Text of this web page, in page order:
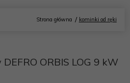
Strona główna kominki od ręki
ORBIS LOG 9 kW